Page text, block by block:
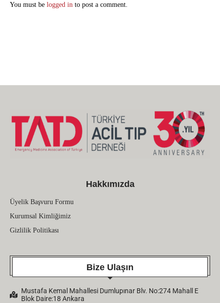
You must be logged in to post a comment.
Hakkımızda
Üyelik Başvuru Formu
Kurumsal Kimliğimiz
Gizlilik Politikası
Bize Ulaşın
Mustafa Kemal Mahallesi Dumlupınar Blv. No:274 Mahall E
Blok Daire:18 Ankara